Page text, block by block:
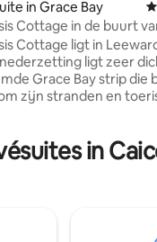
van 4,92 op 5, 102
in Grace Bay
Cottage in de buurt
Bay Beach
Cottage ligt in
ligt zeer
Grace Bay strip die
stranden en toeristische
om naar het beste
te rijden en met slechts
in